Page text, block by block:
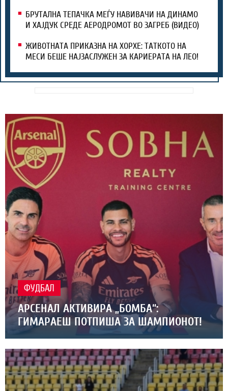
БРУТАЛНА ТЕПАЧКА МЕЃУ НАВИВАЧИ НА ДИНАМО
И ХАЈДУК СРЕДЕ АЕРОДРОМОТ ВО ЗАГРЕБ (ВИДЕО)
ЖИВОТНАТА ПРИКАЗНА НА ХОРХЕ: ТАТКОТО НА
МЕСИ БЕШЕ НАЈЗАСЛУЖЕН ЗА КАРИЕРАТА НА ЛЕО!
ФУДБАЛ
АРСЕНАЛ АКТИВИРА „БОМБА“:
ГИМАРАЕШ ПОТПИША ЗА ШАМПИОНОТ!